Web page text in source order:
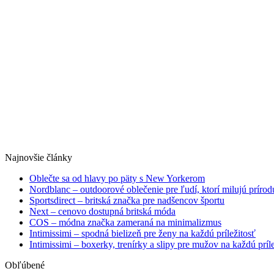
Najnovšie články
Oblečte sa od hlavy po päty s New Yorkerom
Nordblanc – outdoorové oblečenie pre ľudí, ktorí milujú
Sportsdirect – britská značka pre nadšencov športu
Next – cenovo dostupná britská móda
COS – módna značka zameraná na minimalizmus
Intimissimi – spodná bielizeň pre ženy na každú príležitosť
Intimissimi – boxerky, trenírky a slipy pre mužov na každú
Obľúbené